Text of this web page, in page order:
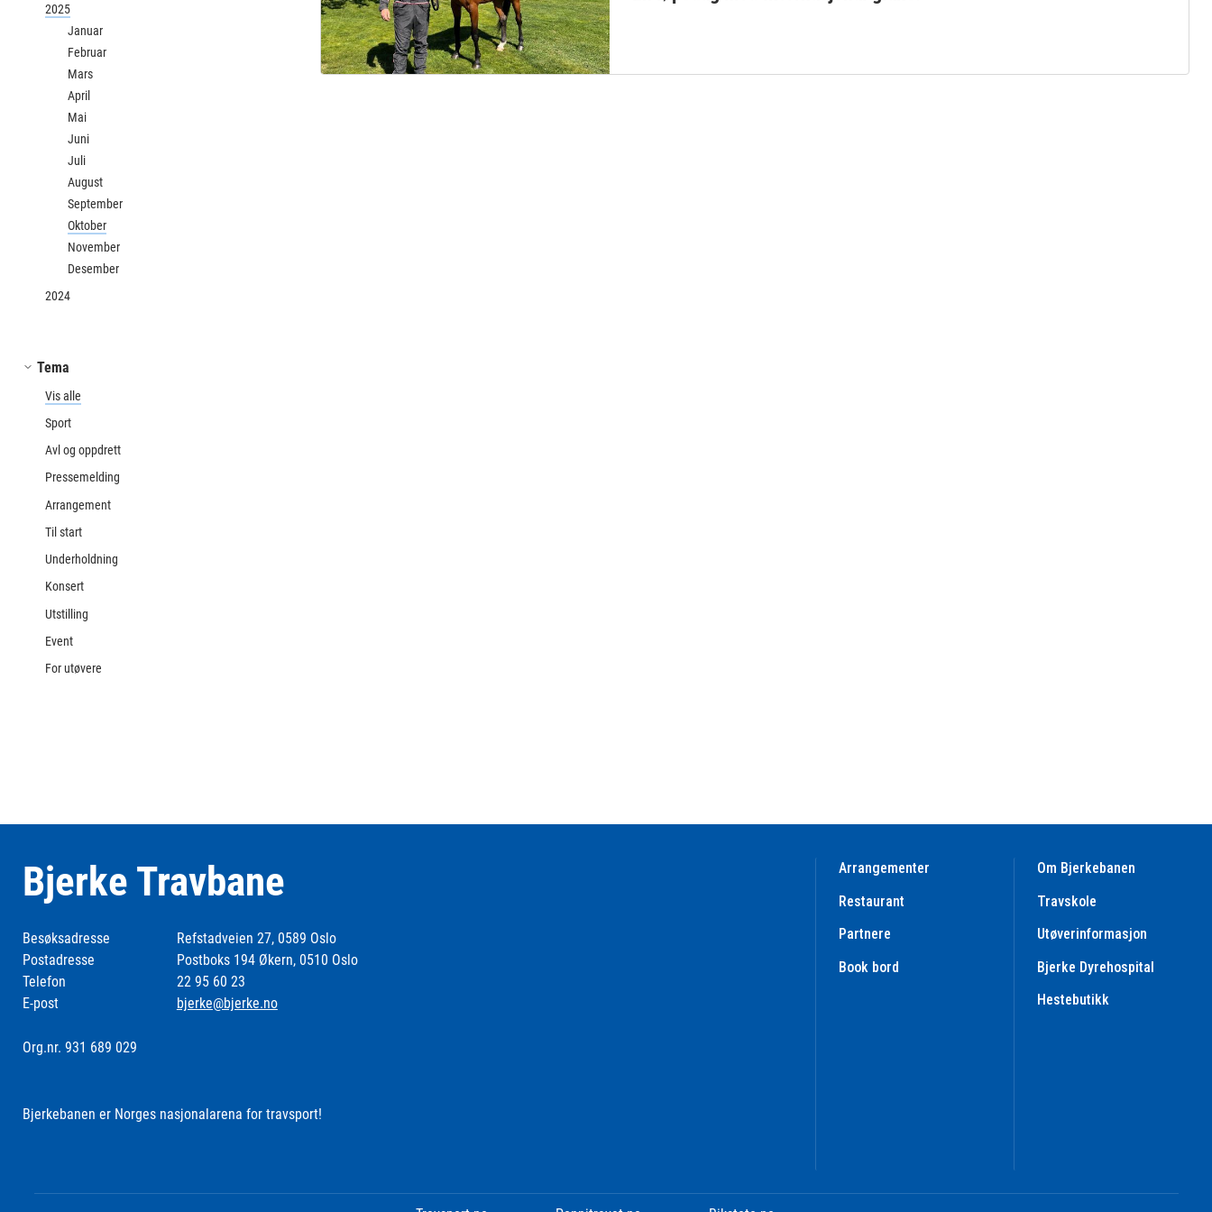
2025
Januar
Februar
Mars
April
Mai
Juni
Juli
August
September
Oktober
November
Desember
2024
Tema
Vis alle
Sport
Avl og oppdrett
Pressemelding
Arrangement
Til start
Underholdning
Konsert
Utstilling
Event
For utøvere
Bjerke Travbane
Besøksadresse
Refstadveien 27, 0589 Oslo
Postadresse
Postboks 194 Økern, 0510 Oslo
Telefon
22 95 60 23
E-post
bjerke@bjerke.no
Org.nr. 931 689 029
Bjerkebanen er Norges nasjonalarena for travsport!
Arrangementer
Restaurant
Partnere
Book bord
Om Bjerkebanen
Travskole
Utøverinformasjon
Bjerke Dyrehospital
Hestebutikk